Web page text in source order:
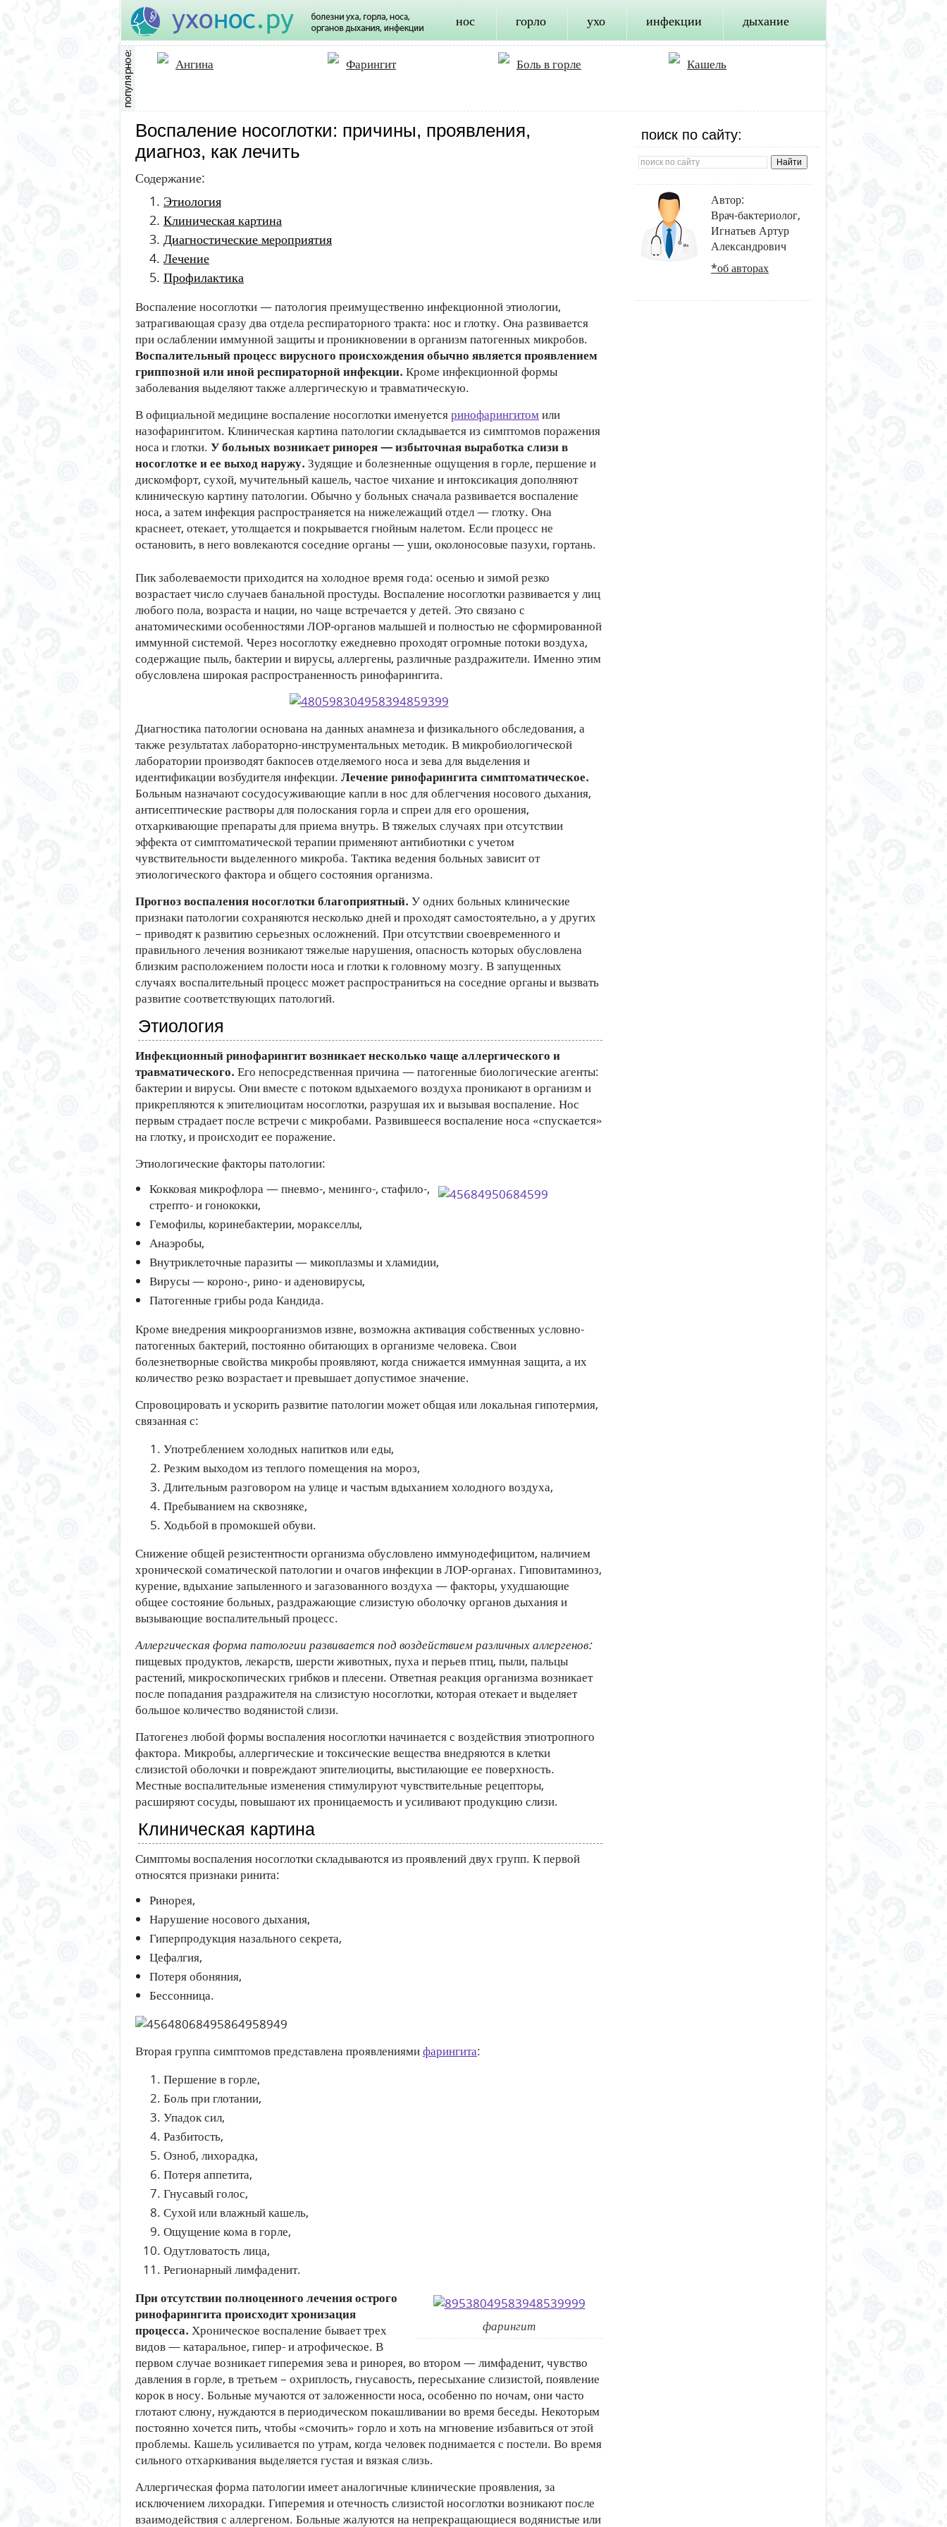
нос горло ухо инфекции дыхание
Ангина Фарингит Боль в горле Кашель
поиск по сайту:
Автор:
Врач-бактериолог,
Игнатьев Артур
Александрович
*об авторах
Воспаление носоглотки: причины, проявления,
диагноз, как лечить
Содержание:
Этиология
Клиническая картина
Диагностические мероприятия
Лечение
Профилактика
Воспаление носоглотки — патология преимущественно инфекционной этиологии,
затрагивающая сразу два отдела респираторного тракта: нос и глотку. Она развивается
при ослаблении иммунной защиты и проникновении в организм патогенных микробов.
Воспалительный процесс вирусного происхождения обычно является проявлением
гриппозной или иной респираторной инфекции. Кроме инфекционной формы
заболевания выделяют также аллергическую и травматическую.
В официальной медицине воспаление носоглотки именуетсяринофарингитомили
назофарингитом. Клиническая картина патологии складывается из симптомов поражения
носа и глотки. У больных возникает ринорея — избыточная выработка слизи в
носоглотке и ее выход наружу. Зудящие и болезненные ощущения в горле, першение и
дискомфорт, сухой, мучительный кашель, частое чихание и интоксикация дополняют
клиническую картину патологии. Обычно у больных сначала развивается воспаление
носа, а затем инфекция распространяется на нижележащий отдел — глотку. Она
краснеет, отекает, утолщается и покрывается гнойным налетом. Если процесс не
остановить, в него вовлекаются соседние органы — уши, околоносовые пазухи, гортань.
Пик заболеваемости приходится на холодное время года: осенью и зимой резко
возрастает число случаев банальной простуды. Воспаление носоглотки развивается у лиц
любого пола, возраста и нации, но чаще встречается у детей. Это связано с
анатомическими особенностями ЛОР-органов малышей и полностью не сформированной
иммунной системой. Через носоглотку ежедневно проходят огромные потоки воздуха,
содержащие пыль, бактерии и вирусы, аллергены, различные раздражители. Именно этим
обусловлена широкая распространенность ринофарингита.
Диагностика патологии основана на данных анамнеза и физикального обследования, а
также результатах лабораторно-инструментальных методик. В микробиологической
лаборатории производят бакпосев отделяемого носа и зева для выделения и
идентификации возбудителя инфекции. Лечение ринофарингита симптоматическое.
Больным назначают сосудосуживающие капли в нос для облегчения носового дыхания,
антисептические растворы для полоскания горла и спреи для его орошения,
отхаркивающие препараты для приема внутрь. В тяжелых случаях при отсутствии
эффекта от симптоматической терапии применяют антибиотики с учетом
чувствительности выделенного микроба. Тактика ведения больных зависит от
этиологического фактора и общего состояния организма.
Прогноз воспаления носоглотки благоприятный. У одних больных клинические
признаки патологии сохраняются несколько дней и проходят самостоятельно, а у других
– приводят к развитию серьезных осложнений. При отсутствии своевременного и
правильного лечения возникают тяжелые нарушения, опасность которых обусловлена
близким расположением полости носа и глотки к головному мозгу. В запущенных
случаях воспалительный процесс может распространиться на соседние органы и вызвать
развитие соответствующих патологий.
Этиология
Инфекционный ринофарингит возникает несколько чаще аллергического и
травматического. Его непосредственная причина — патогенные биологические агенты:
бактерии и вирусы. Они вместе с потоком вдыхаемого воздуха проникают в организм и
прикрепляются к эпителиоцитам носоглотки, разрушая их и вызывая воспаление. Нос
первым страдает после встречи с микробами. Развившееся воспаление носа «спускается»
на глотку, и происходит ее поражение.
Этиологические факторы патологии:
Кокковая микрофлора — пневмо-, менинго-, стафило-,
стрепто- и гонококки,
Гемофилы, коринебактерии, моракселлы,
Анаэробы,
Внутриклеточные паразиты — микоплазмы и хламидии,
Вирусы — короно-, рино- и аденовирусы,
Патогенные грибы рода Кандида.
Кроме внедрения микроорганизмов извне, возможна активация собственных условно-
патогенных бактерий, постоянно обитающих в организме человека. Свои
болезнетворные свойства микробы проявляют, когда снижается иммунная защита, а их
количество резко возрастает и превышает допустимое значение.
Спровоцировать и ускорить развитие патологии может общая или локальная гипотермия,
связанная с:
Употреблением холодных напитков или еды,
Резким выходом из теплого помещения на мороз,
Длительным разговором на улице и частым вдыханием холодного воздуха,
Пребыванием на сквозняке,
Ходьбой в промокшей обуви.
Снижение общей резистентности организма обусловлено иммунодефицитом, наличием
хронической соматической патологии и очагов инфекции в ЛОР-органах. Гиповитаминоз,
курение, вдыхание запыленного и загазованного воздуха — факторы, ухудшающие
общее состояние больных, раздражающие слизистую оболочку органов дыхания и
вызывающие воспалительный процесс.
Аллергическая форма патологии развивается под воздействием различных аллергенов:
пищевых продуктов, лекарств, шерсти животных, пуха и перьев птиц, пыли, пальцы
растений, микроскопических грибков и плесени. Ответная реакция организма возникает
после попадания раздражителя на слизистую носоглотки, которая отекает и выделяет
большое количество водянистой слизи.
Патогенез любой формы воспаления носоглотки начинается с воздействия этиотропного
фактора. Микробы, аллергические и токсические вещества внедряются в клетки
слизистой оболочки и повреждают эпителиоциты, выстилающие ее поверхность.
Местные воспалительные изменения стимулируют чувствительные рецепторы,
расширяют сосуды, повышают их проницаемость и усиливают продукцию слизи.
Клиническая картина
Симптомы воспаления носоглотки складываются из проявлений двух групп. К первой
относятся признаки ринита:
Ринорея,
Нарушение носового дыхания,
Гиперпродукция назального секрета,
Цефалгия,
Потеря обоняния,
Бессонница.
Вторая группа симптомов представлена проявлениямифарингита:
Першение в горле,
Боль при глотании,
Упадок сил,
Разбитость,
Озноб, лихорадка,
Потеря аппетита,
Гнусавый голос,
Сухой или влажный кашель,
Ощущение кома в горле,
Одутловатость лица,
Регионарный лимфаденит.
фарингит
При отсутствии полноценного лечения острого
ринофарингита происходит хронизация
процесса. Хроническое воспаление бывает трех
видов — катаральное, гипер- и атрофическое. В
первом случае возникает гиперемия зева и ринорея, во втором — лимфаденит, чувство
давления в горле, в третьем – охриплость, гнусавость, пересыхание слизистой, появление
корок в носу. Больные мучаются от заложенности носа, особенно по ночам, они часто
глотают слюну, нуждаются в периодическом покашливании во время беседы. Некоторым
постоянно хочется пить, чтобы «смочить» горло и хоть на мгновение избавиться от этой
проблемы. Кашель усиливается по утрам, когда человек поднимается с постели. Во время
сильного отхаркивания выделяется густая и вязкая слизь.
Аллергическая форма патологии имеет аналогичные клинические проявления, за
исключением лихорадки. Гиперемия и отечность слизистой носоглотки возникают после
взаимодействия с аллергеном. Больные жалуются на непрекращающиеся водянистые или